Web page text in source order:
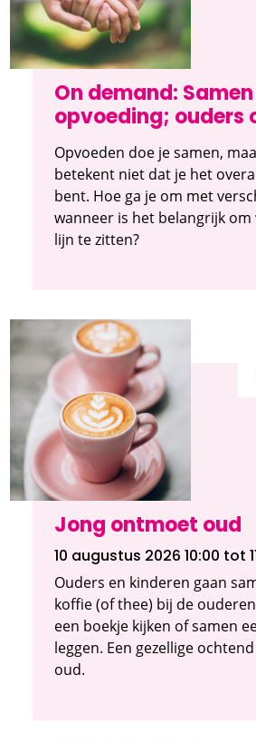
On demand:
opvoeding; ouders
Opvoeden doe je samen,
betekent niet dat je het
bent. Hoe ga je om met
wanneer is het belangrijk om
lijn te zitten?
Jong ontmoet oud
10 augustus 2026 10:00 tot
Ouders en kinderen gaan
koffie (of thee) bij de
een boekje kijken of samen
leggen. Een gezellige
oud.